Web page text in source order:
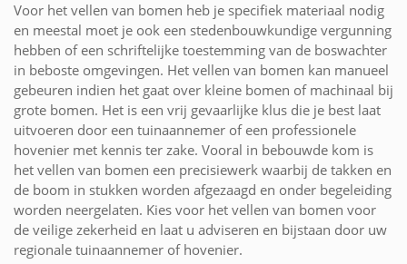
Voor het vellen van bomen heb je specifiek materiaal nodig
en meestal moet je ook een stedenbouwkundige vergunning
hebben of een schriftelijke toestemming van de boswachter
in beboste omgevingen. Het vellen van bomen kan manueel
gebeuren indien het gaat over kleine bomen of machinaal bij
grote bomen. Het is een vrij gevaarlijke klus die je best laat
uitvoeren door een tuinaannemer of een professionele
hovenier met kennis ter zake. Vooral in bebouwde kom is
het vellen van bomen een precisiewerk waarbij de takken en
de boom in stukken worden afgezaagd en onder begeleiding
worden neergelaten. Kies voor het vellen van bomen voor
de veilige zekerheid en laat u adviseren en bijstaan door uw
regionale tuinaannemer of hovenier.